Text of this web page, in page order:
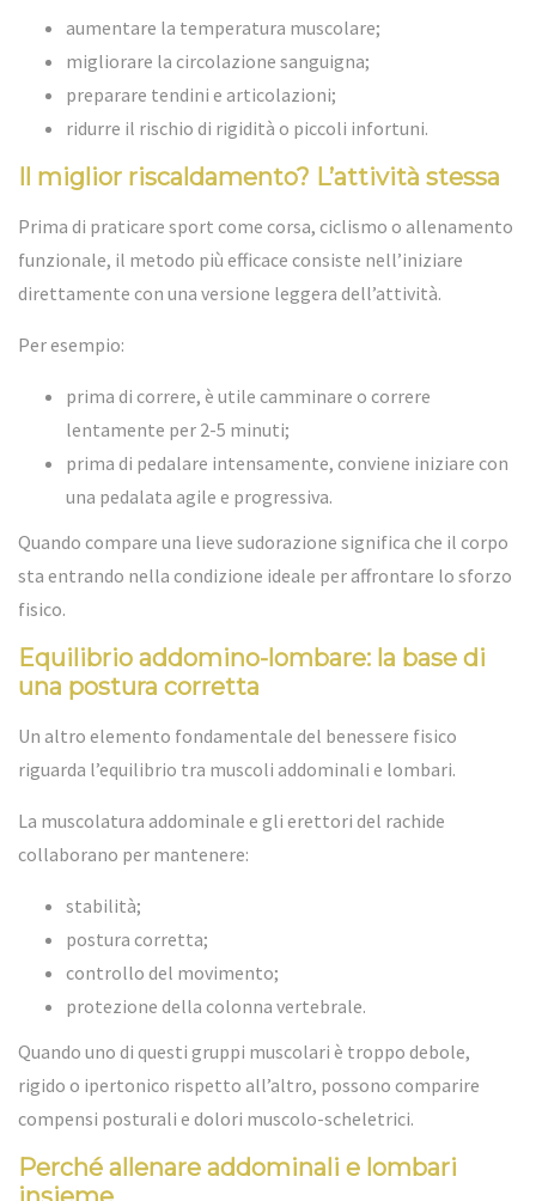
aumentare la temperatura muscolare;
migliorare la circolazione sanguigna;
preparare tendini e articolazioni;
ridurre il rischio di rigidità o piccoli infortuni.
Il miglior riscaldamento? L’attività stessa
Prima di praticare sport come corsa, ciclismo o allenamento
funzionale, il metodo più efficace consiste nell’iniziare
direttamente con una versione leggera dell’attività.
Per esempio:
prima di correre, è utile camminare o correre
lentamente per 2-5 minuti;
prima di pedalare intensamente, conviene iniziare con
una pedalata agile e progressiva.
Quando compare una lieve sudorazione significa che il corpo
sta entrando nella condizione ideale per affrontare lo sforzo
fisico.
Equilibrio addomino-lombare: la base di
una postura corretta
Un altro elemento fondamentale del benessere fisico
riguarda l’equilibrio tra muscoli addominali e lombari.
La muscolatura addominale e gli erettori del rachide
collaborano per mantenere:
stabilità;
postura corretta;
controllo del movimento;
protezione della colonna vertebrale.
Quando uno di questi gruppi muscolari è troppo debole,
rigido o ipertonico rispetto all’altro, possono comparire
compensi posturali e dolori muscolo-scheletrici.
Perché allenare addominali e lombari